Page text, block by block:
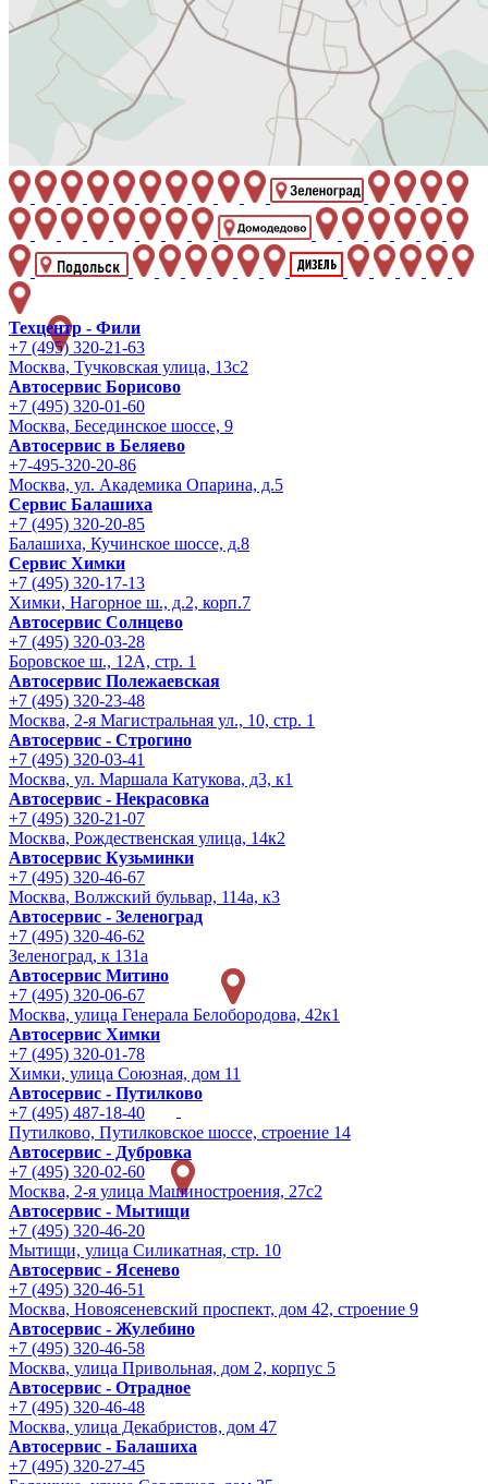
Техцентр - Фили
+7 (495) 320-21-63
Москва, Тучковская улица, 13с2
Автосервис Борисово
+7 (495) 320-01-60
Москва, Бесединское шоссе, 9
Автосервис в Беляево
+7-495-320-20-86
Москва, ул. Академика Опарина, д.5
Сервис Балашиха
+7 (495) 320-20-85
Балашиха, Кучинское шоссе, д.8
Сервис Химки
+7 (495) 320-17-13
Химки, Нагорное ш., д.2, корп.7
Автосервис Солнцево
+7 (495) 320-03-28
Боровское ш., 12А, стр. 1
Автосервис Полежаевская
+7 (495) 320-23-48
Москва, 2-я Магистральная ул., 10, стр. 1
Автосервис - Строгино
+7 (495) 320-03-41
Москва, ул. Маршала Катукова, д3, к1
Автосервис - Некрасовка
+7 (495) 320-21-07
Москва, Рождественская улица, 14к2
Автосервис Кузьминки
+7 (495) 320-46-67
Москва, Волжский бульвар, 114а, к3
Автосервис - Зеленоград
+7 (495) 320-46-62
Зеленоград, к 131а
Автосервис Митино
+7 (495) 320-06-67
Москва, улица Генерала Белобородова, 42к1
Автосервис Химки
+7 (495) 320-01-78
Химки, улица Союзная, дом 11
Автосервис - Путилково
+7 (495) 487-18-40
Путилково, Путилковское шоссе, строение 14
Автосервис - Дубровка
+7 (495) 320-02-60
Москва, 2-я улица Машиностроения, 27с2
Автосервис - Мытищи
+7 (495) 320-46-20
Мытищи, улица Силикатная, стр. 10
Автосервис - Ясенево
+7 (495) 320-46-51
Москва, Новоясеневский проспект, дом 42, строение 9
Автосервис - Жулебино
+7 (495) 320-46-58
Москва, улица Привольная, дом 2, корпус 5
Автосервис - Отрадное
+7 (495) 320-46-48
Москва, улица Декабристов, дом 47
Автосервис - Балашиха
+7 (495) 320-27-45